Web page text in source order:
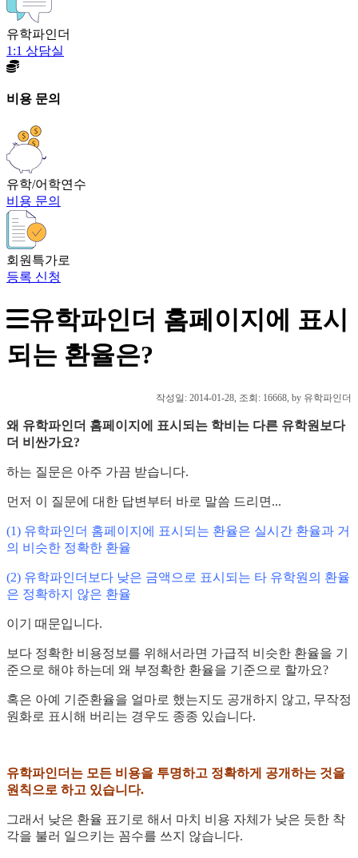
유학파인더
1:1 상담실
비용 문의
유학/어학연수
비용 문의
회원특가로
등록 신청
유학파인더 홈페이지에 표시
되는 환율은?
작성일: 2014-01-28, 조회: 16668, by 유학파인더
왜 유학파인더 홈페이지에 표시되는 학비는 다른 유학원보다
더 비싼가요?
하는 질문은 아주 가끔 받습니다.
먼저 이 질문에 대한 답변부터 바로 말씀 드리면...
(1) 유학파인더 홈페이지에 표시되는 환율은 실시간 환율과 거
의 비슷한 정확한 환율
(2) 유학파인더보다 낮은 금액으로 표시되는 타 유학원의 환율
은 정확하지 않은 환율
이기 때문입니다.
보다 정확한 비용정보를 위해서라면 가급적 비슷한 환율을 기
준으로 해야 하는데 왜 부정확한 환율을 기준으로 할까요?
혹은 아예 기준환율을 얼마로 했는지도 공개하지 않고, 무작정
원화로 표시해 버리는 경우도 종종 있습니다.
유학파인더는 모든 비용을 투명하고 정확하게 공개하는 것을
원칙으로 하고 있습니다.
그래서 낮은 환율 표기로 해서 마치 비용 자체가 낮은 듯한 착
각을 불러 일으키는 꼼수를 쓰지 않습니다.